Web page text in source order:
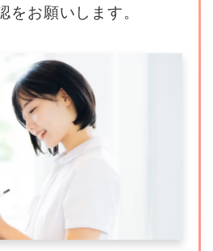
をお願いします。